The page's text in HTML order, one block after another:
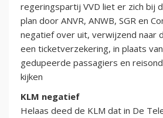
regeringspartij VVD liet er zich bij
plan door ANVR, ANWB, SGR en
negatief over uit, verwijzend naar
een ticketverzekering, in plaats
gedupeerde passagiers en
kijken
KLM negatief
Helaas deed de KLM dat in De